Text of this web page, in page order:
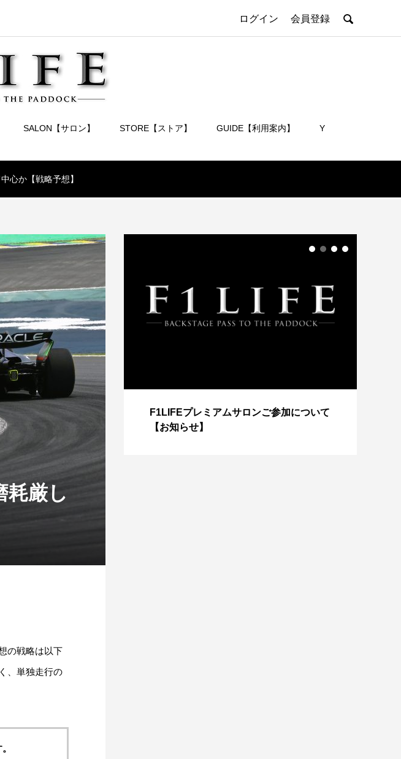
ログイン 会員登録 
SALON【サロン】 STORE【ストア】 GUIDE【利用案内】 Y
心か【戦略予想】
耗厳し
の戦略は以下
、単独走行の
グブルズ、
ファクトリー...
F1LIFEプレミアムサロンご参加について
【お知らせ】